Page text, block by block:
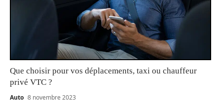
Que choisir pour vos déplacements, taxi ou chauffeur
privé VTC ?
Auto 8 novembre 2023